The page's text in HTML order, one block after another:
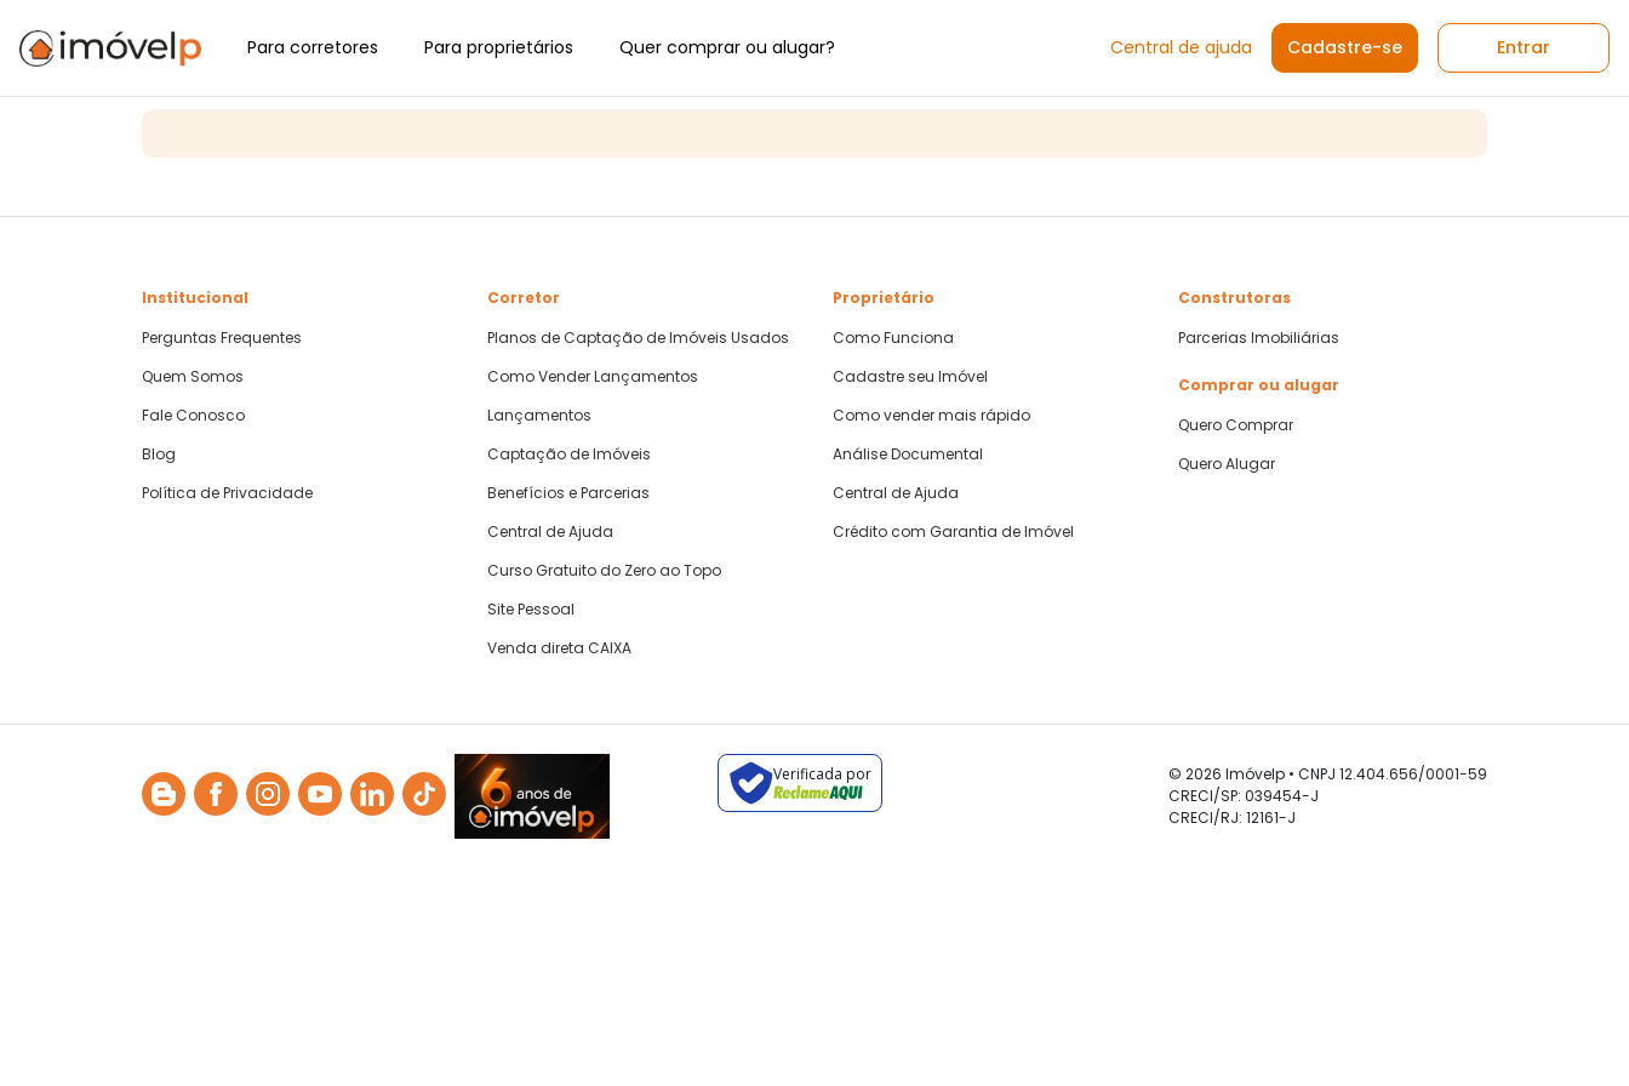
Para corretores Para proprietários Quer comprar ou alugar? Central de ajuda Cadastre-se Entrar
Institucional
Perguntas Frequentes
Quem Somos
Fale Conosco
Blog
Política de Privacidade
Corretor
Planos de Captação de Imóveis Usados
Como Vender Lançamentos
Lançamentos
Captação de Imóveis
Benefícios e Parcerias
Central de Ajuda
Curso Gratuito do Zero ao Topo
Site Pessoal
Venda direta CAIXA
Proprietário
Como Funciona
Cadastre seu Imóvel
Como vender mais rápido
Análise Documental
Central de Ajuda
Crédito com Garantia de Imóvel
Construtoras
Parcerias Imobiliárias
Comprar ou alugar
Quero Comprar
Quero Alugar
Verificada por
© 2026 Imóvelp • CNPJ 12.404.656/0001-59
CRECI/SP: 039454-J
CRECI/RJ: 12161-J